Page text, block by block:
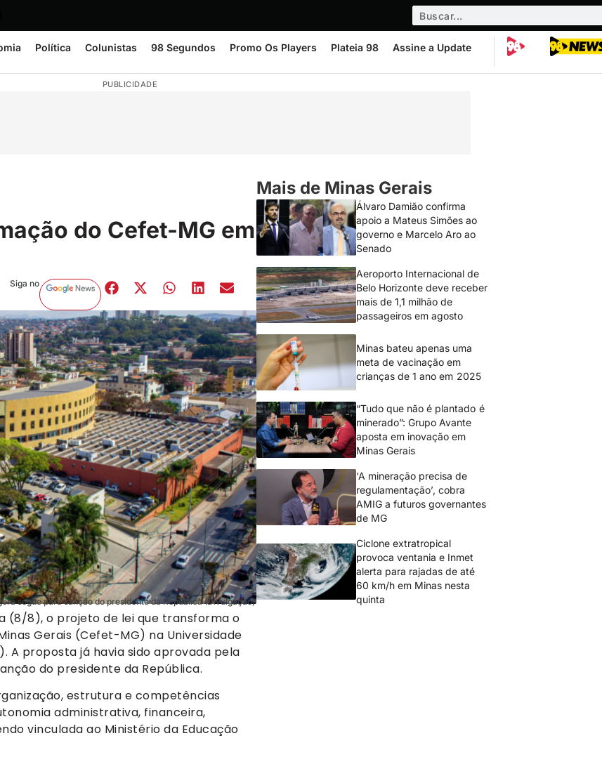
Política Colunistas 98 Segundos Promo Os Players Plateia 98 Assine a Update
PUBLICIDADE
do Cefet-MG em
Siga no
segue para sanção do presidente da República (Divulgação)
(8/8), o projeto de lei que transforma o
Gerais (Cefet-MG) na Universidade
A proposta já havia sido aprovada pela
do presidente da República.
estrutura e competências
administrativa, financeira,
vinculada ao Ministério da Educação
Mais de Minas Gerais
Álvaro Damião confirma
apoio a Mateus Simões ao
governo e Marcelo Aro ao
Senado
Aeroporto Internacional de
Belo Horizonte deve receber
mais de 1,1 milhão de
passageiros em agosto
Minas bateu apenas uma
meta de vacinação em
crianças de 1 ano em 2025
“Tudo que não é plantado é
minerado”: Grupo Avante
aposta em inovação em
Minas Gerais
‘A mineração precisa de
regulamentação’, cobra
AMIG a futuros governantes
de MG
Ciclone extratropical
provoca ventania e Inmet
alerta para rajadas de até
60 km/h em Minas nesta
quinta